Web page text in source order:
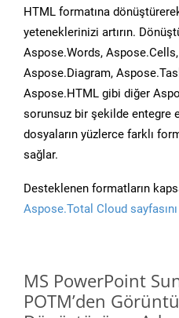
HTML formatına
yeteneklerinizi artırın.
Aspose.Words,
Aspose.Diagram,
Aspose.HTML gibi diğer
sorunsuz bir şekilde entegre
dosyaların yüzlerce farklı
sağlar.
Desteklenen formatların
Aspose.Total Cloud sayfasını
MS PowerPoint
POTM’den